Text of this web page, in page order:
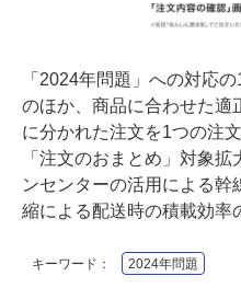
「2024年問題」への対応
のほか、商品に合わせた適
に分かれた注文を1つの注
「注文のおまとめ」対象
ンセンターの活用による
縮による配送時の積載効率
キーワード： 2024年問題